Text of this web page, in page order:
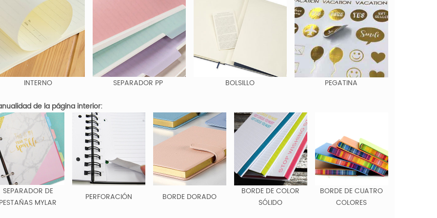
INTERNO SEPARADOR PP BOLSILLO PEGATINA
de la página interior:
SEPARADOR DE
MYLAR
PERFORACIÓN BORDE DORADO
BORDE DE COLOR
SÓLIDO
BORDE DE CUATRO
COLORES